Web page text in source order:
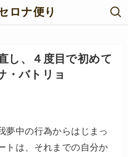
ロナ便り
し、４度目で初めて
・バトリョ
夢中の行為からはじまっ
トは、それまでの自分か